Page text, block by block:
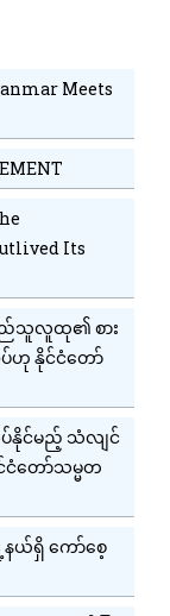
ျုပ်စက်ရုံ တစ်ဝက်လ
န်ဝင်မည့်သူများ ကိုဗ
Meets
Its
ည်သူလူထု၏ စား
ပ်ဟု နိုင်ငံတော်
ပ်နိုင်မည့် သံလျင်
ငံတော်သမ္မတ
နယ်ရှိ ကော်စေ့